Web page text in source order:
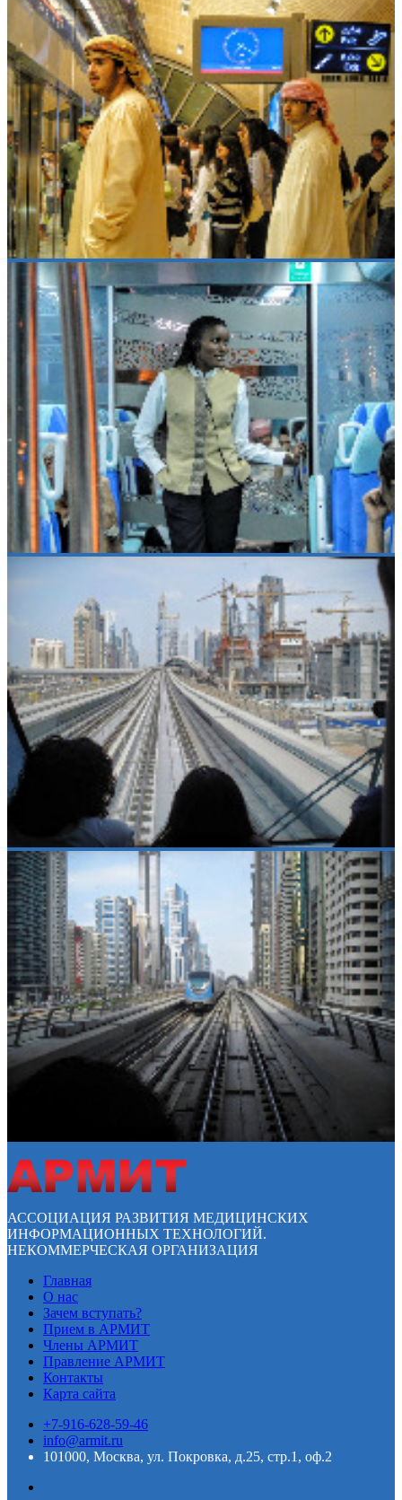
АССОЦИАЦИЯ РАЗВИТИЯ МЕДИЦИНСКИХ
ИНФОРМАЦИОННЫХ ТЕХНОЛОГИЙ.
НЕКОММЕРЧЕСКАЯ ОРГАНИЗАЦИЯ
Главная
О нас
Зачем вступать?
Прием в АРМИТ
Члены АРМИТ
Правление АРМИТ
Контакты
Карта сайта
+7-916-628-59-46
info@armit.ru
101000, Москва, ул. Покровка, д.25, стр.1, оф.2